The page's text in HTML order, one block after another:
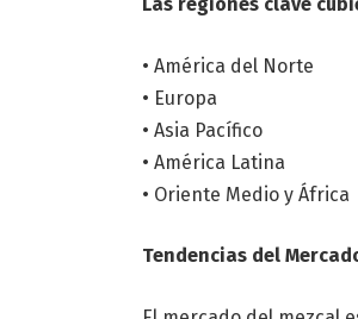
• América del Norte
• Europa
• Asia Pacífico
• América Latina
• Oriente Medio y África
Tendencias del